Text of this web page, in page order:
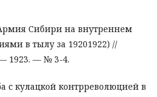
Сибири на внутреннем
в тылу за 19201922) //
1923. — № 3-4.
с кулацкой контрреволюцией в